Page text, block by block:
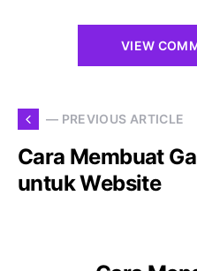
VIEW
— PREVIOUS ARTICLE
Cara Membuat
untuk Website